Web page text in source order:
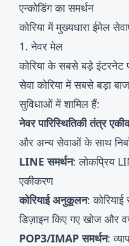
एन्कोडिंग का समर्थन
कोरिया में मुख्यधारा ईमेल
1. नेवर मेल
कोरिया के सबसे बड़े इंटरनेट
सेवा कोरिया में सबसे बड़ा
सुविधाओं में शामिल हैं:
नेवर पारिस्थितिकी तंत्र
और अन्य सेवाओं के साथ
LINE समर्थन: लोकप्रिय
एकीकरण
कोरियाई अनुकूलन:
डिज़ाइन किए गए खोज और
POP3/IMAP समर्थन: